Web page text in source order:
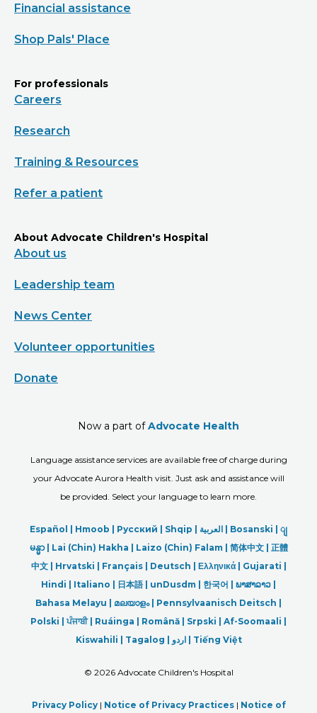
Financial assistance
Shop Pals' Place
For professionals
Careers
Research
Training & Resources
Refer a patient
About Advocate Children's Hospital
About us
Leadership team
News Center
Volunteer opportunities
Donate
Now a part ofAdvocate Health
Language assistance services are available free of charge during
your Advocate Aurora Health visit. Just ask and assistance will
be provided. Select your language to learn more.
Español | Hmoob | Русский | Shqip | العربیة | Bosanski | ျ
မန္မာ| Lai (Chin) Hakha | Laizo (Chin) Falam | 简体中文 | 正體
中文 | Hrvatski | Français | Deutsch | Ελληνικά | Gujarati |
Hindi | Italiano | 日本語| unDusdm | 한국어 | ພາສາລາວ |
Bahasa Melayu | മലയാളം| Pennsylvaanisch Deitsch |
Polski |ਪੰਜਾਬੀ| Ruáinga | Română | Srpski | Af-Soomaali |
Kiswahili | Tagalog | اردو| Tiếng Việt
© 2026 Advocate Children's Hospital
Privacy Policy| Notice of Privacy Practices| Notice of